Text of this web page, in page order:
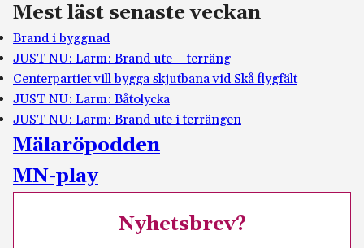
Mest läst senaste veckan
Brand i byggnad
JUST NU: Larm: Brand ute – terräng
Centerpartiet vill bygga skjutbana vid Skå flygfält
JUST NU: Larm: Båtolycka
JUST NU: Larm: Brand ute i terrängen
Mälaröpodden
MN-play
Nyhetsbrev?